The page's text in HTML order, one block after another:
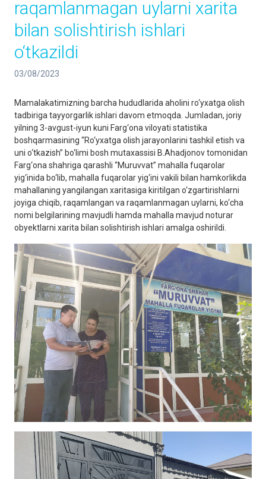
raqamlanmagan uylarni xarita
bilan solishtirish ishlari
o‘tkazildi
03/08/2023
Mamalakatimizning barcha hududlarida aholini ro‘yxatga olish
tadbiriga tayyorgarlik ishlari davom etmoqda. Jumladan, joriy
yilning 3-avgust-iyun kuni Farg‘ona viloyati statistika
boshqarmasining “Ro‘yxatga olish jarayonlarini tashkil etish va
uni o‘tkazish” bo‘limi bosh mutaxassisi B.Ahadjonov tomonidan
Farg‘ona shahriga qarashli “Muruvvat” mahalla fuqarolar
yig‘inida bo‘lib, mahalla fuqarolar yig‘ini vakili bilan hamkorlikda
mahallaning yangilangan xaritasiga kiritilgan o‘zgartirishlarni
joyiga chiqib, raqamlangan va raqamlanmagan uylarni, ko‘cha
nomi belgilarining mavjudli hamda mahalla mavjud noturar
obyektlarni xarita bilan solishtirish ishlari amalga oshirildi.